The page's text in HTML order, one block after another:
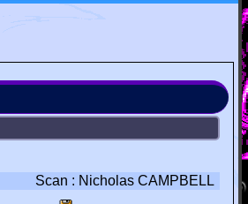
Scan : Nicholas CAMPBELL